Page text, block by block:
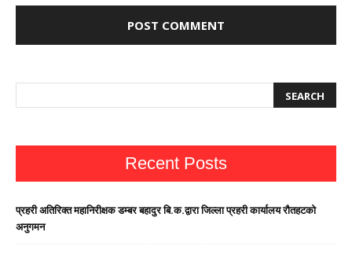
Recent Posts
प्रहरी अतिरिक्त महानिरीक्षक डम्बर बहादुर बि.क.द्वारा जिल्ला प्रहरी कार्यालय रौतहटको
अनुगमन